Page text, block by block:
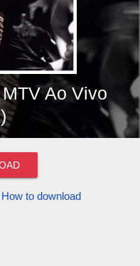
Ao Vivo
How to download